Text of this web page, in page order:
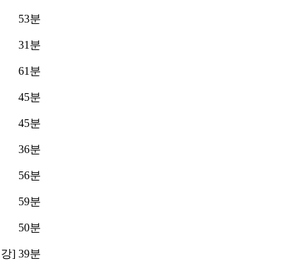
53분
31분
61분
45분
45분
36분
56분
59분
50분
] 39분